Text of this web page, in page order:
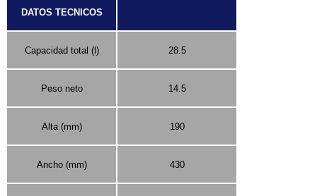
DATOS TECNICOS
Capacidad total (l) 28.5
Peso neto 14.5
Alta (mm) 190
Ancho (mm) 430